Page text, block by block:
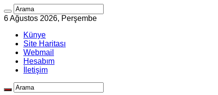
6 Ağustos 2026, Perşembe
Künye
Site Haritası
Webmail
Hesabım
İletişim